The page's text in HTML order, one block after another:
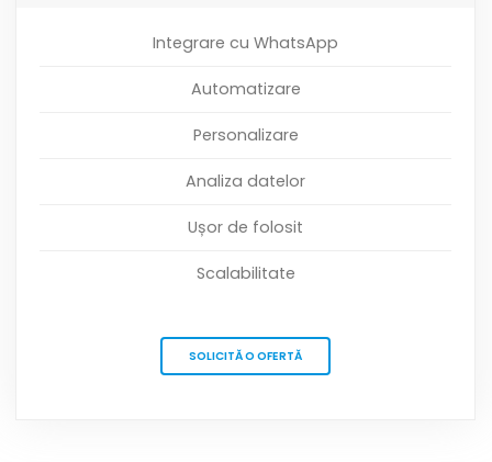
Integrare cu WhatsApp
Automatizare
Personalizare
Analiza datelor
Ușor de folosit
Scalabilitate
SOLICITĂ O OFERTĂ